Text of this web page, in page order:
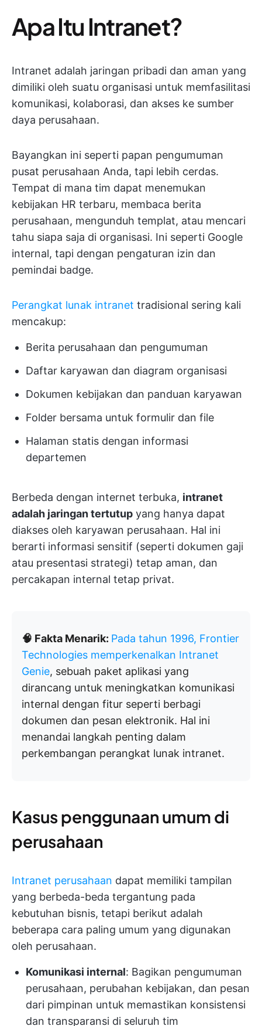
Apa Itu Intranet?
Intranet adalah jaringan pribadi dan aman yang
dimiliki oleh suatu organisasi untuk memfasilitasi
komunikasi, kolaborasi, dan akses ke sumber
daya perusahaan.
Bayangkan ini seperti papan pengumuman
pusat perusahaan Anda, tapi lebih cerdas.
Tempat di mana tim dapat menemukan
kebijakan HR terbaru, membaca berita
perusahaan, mengunduh templat, atau mencari
tahu siapa saja di organisasi. Ini seperti Google
internal, tapi dengan pengaturan izin dan
pemindai badge.
Perangkat lunak intranet tradisional sering kali
mencakup:
Berita perusahaan dan pengumuman
Daftar karyawan dan diagram organisasi
Dokumen kebijakan dan panduan karyawan
Folder bersama untuk formulir dan file
Halaman statis dengan informasi
departemen
Berbeda dengan internet terbuka, intranet
adalah jaringan tertutup yang hanya dapat
diakses oleh karyawan perusahaan. Hal ini
berarti informasi sensitif (seperti dokumen gaji
atau presentasi strategi) tetap aman, dan
percakapan internal tetap privat.
🧠 Fakta Menarik: Pada tahun 1996, Frontier
Technologies memperkenalkan Intranet
Genie, sebuah paket aplikasi yang
dirancang untuk meningkatkan komunikasi
internal dengan fitur seperti berbagi
dokumen dan pesan elektronik. Hal ini
menandai langkah penting dalam
perkembangan perangkat lunak intranet.
Kasus penggunaan umum di
perusahaan
Intranet perusahaan dapat memiliki tampilan
yang berbeda-beda tergantung pada
kebutuhan bisnis, tetapi berikut adalah
beberapa cara paling umum yang digunakan
oleh perusahaan.
Komunikasi internal: Bagikan pengumuman
perusahaan, perubahan kebijakan, dan pesan
dari pimpinan untuk memastikan konsistensi
dan transparansi di seluruh tim